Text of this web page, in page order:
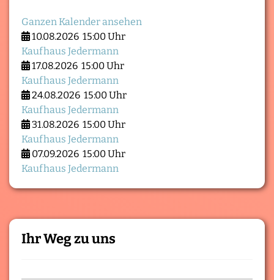
Ganzen Kalender ansehen
10.08.2026 15:00 Uhr
Kaufhaus Jedermann
17.08.2026 15:00 Uhr
Kaufhaus Jedermann
24.08.2026 15:00 Uhr
Kaufhaus Jedermann
31.08.2026 15:00 Uhr
Kaufhaus Jedermann
07.09.2026 15:00 Uhr
Kaufhaus Jedermann
Ihr Weg zu uns